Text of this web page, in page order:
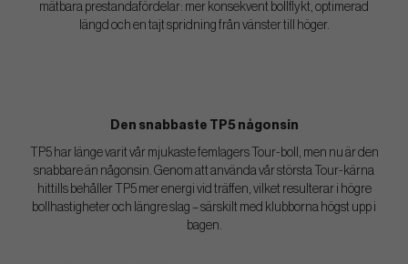
mätbara prestandafördelar: mer konsekvent bollflykt, optimerad
längd och en tajt spridning från vänster till höger.
Den snabbaste TP5 någonsin
TP5 har länge varit vår mjukaste femlagers Tour-boll, men nu är den
snabbare än någonsin. Genom att använda vår största Tour-kärna
hittills behåller TP5 mer energi vid träffen, vilket resulterar i högre
bollhastigheter och längre slag – särskilt med klubborna högst upp i
bagen.